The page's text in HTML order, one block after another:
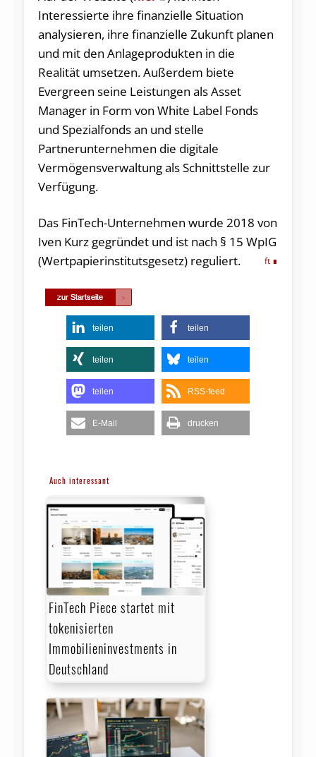
Interessierte ihre finanzielle Situation
analysieren, ihre finanzielle Zukunft planen
und mit den Anlageprodukten in die
Realität umsetzen. Außerdem biete
Evergreen seine Leistungen als Asset
Manager in Form von White Label Fonds
und Spezialfonds an und stelle
Partnerunternehmen die digitale
Vermögensverwaltung als Schnittstelle zur
Verfügung.
Das FinTech-Unternehmen wurde 2018 von
Iven Kurz gegründet und ist nach § 15 WpIG
(Wertpapierinstitutsgesetz) reguliert.
ft
teilen teilen
teilen teilen
teilen RSS-feed
E-Mail drucken
Auch interessant
FinTech Piece startet mit
tokenisierten
Immobilieninvestments in
Deutschland